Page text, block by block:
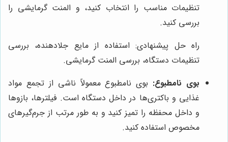
تنظیمات مناسب را انتخاب کنید، و المنت گرمایشی را
بررسی کنید.
راه حل پیشنهادی: استفاده از مایع جلادهنده، بررسی
تنظیمات دستگاه، بررسی المنت گرمایشی.
بوی نامطبوع: بوی نامطبوع معمولاً ناشی از تجمع مواد
غذایی و باکتری‌ها در داخل دستگاه است. فیلترها، بازوها
و داخل محفظه را تمیز کنید و به طور مرتب از جرم‌گیرهای
مخصوص استفاده کنید.